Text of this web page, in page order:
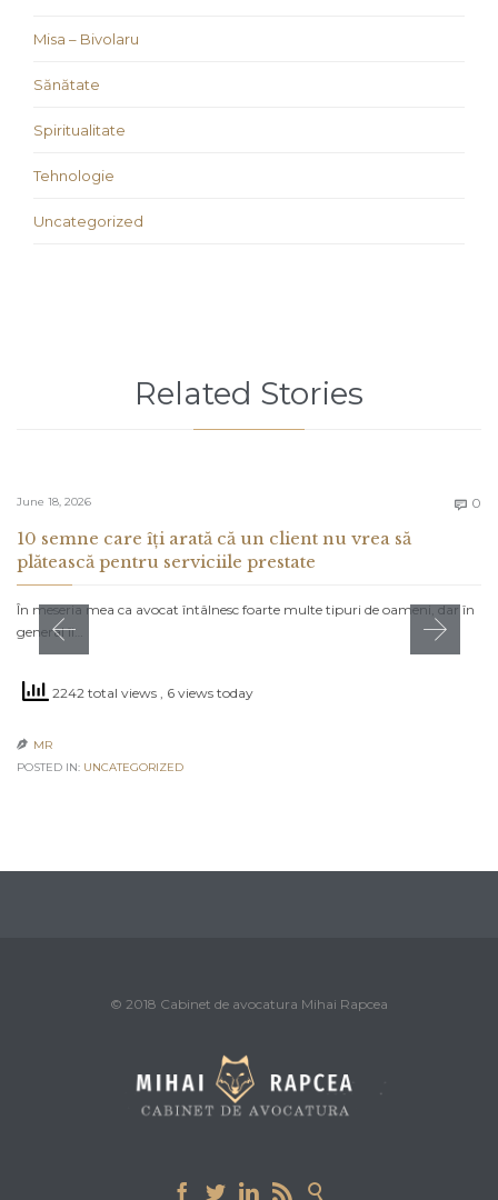
Misa – Bivolaru
Sănătate
Spiritualitate
Tehnologie
Uncategorized
Related Stories
June 18, 2026  0
10 semne care îți arată că un client nu vrea să
plătească pentru serviciile prestate
În meseria mea ca avocat întâlnesc foarte multe tipuri de oameni, dar în
general îi…
2242 total views , 6 views today
 MR
POSTED IN: UNCATEGORIZED
© 2018 Cabinet de avocatura Mihai Rapcea
    